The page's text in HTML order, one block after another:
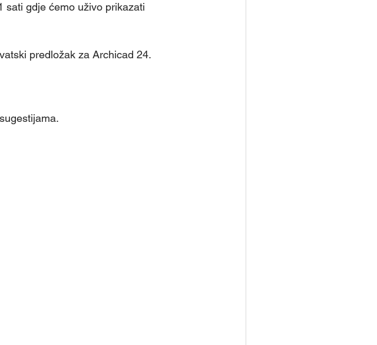
sati gdje ćemo uživo prikazati
predložak za Archicad 24.